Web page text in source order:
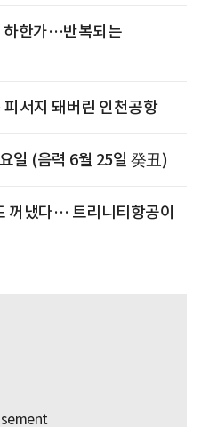
하한가…반복되는
서지 돼버린 인천공항
일 (음력 6월 25일 癸丑)
꺼냈다… 트리니티항공이